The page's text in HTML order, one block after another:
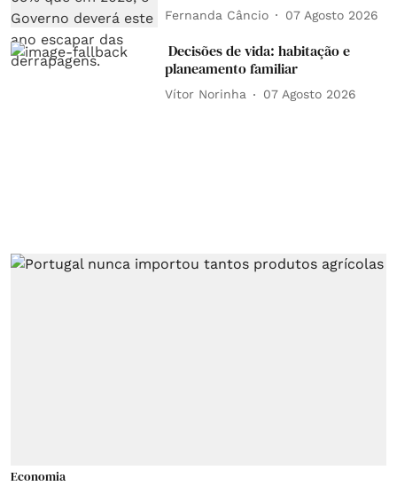
Fernanda Câncio 07 Agosto 2026
Decisões de vida: habitação e
planeamento familiar
Vítor Norinha 07 Agosto 2026
Economia